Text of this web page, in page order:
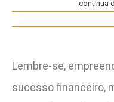
continua
Lembre-se,
sucesso financeiro,